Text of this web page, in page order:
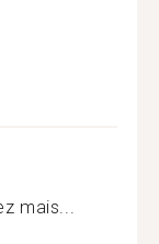
mais...